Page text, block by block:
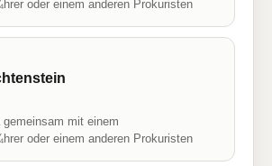
oder einem anderen Prokuristen
mit einem
oder einem anderen Prokuristen